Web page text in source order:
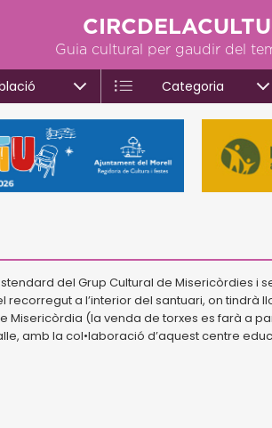
Guia cultural per gaudir del
Categoria
del Grup Cultural de Misericòrdies i
a l’interior del santuari, on tindrà
Misericòrdia (la venda de torxes es farà a
amb la col•laboració d’aquest centre